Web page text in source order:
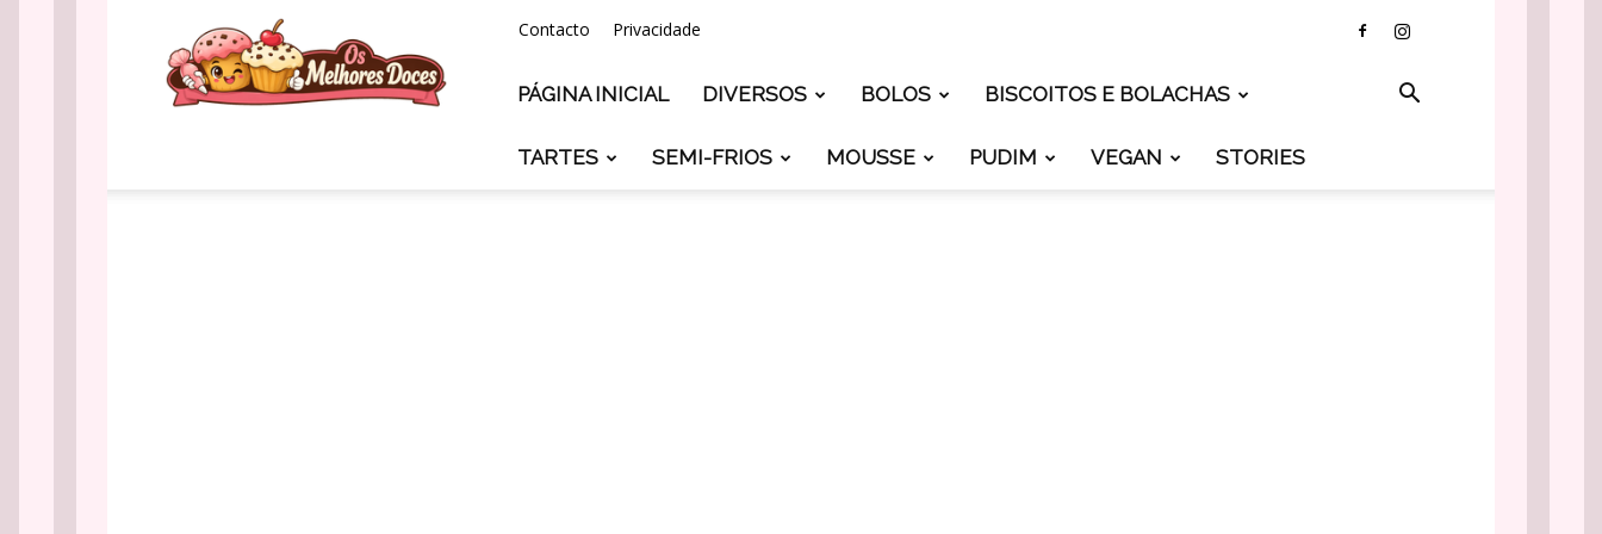
Melhores
Doces
Contacto Privacidade
PÁGINA INICIAL DIVERSOS BOLOS BISCOITOS E BOLACHAS
TARTES SEMI-FRIOS MOUSSE PUDIM VEGAN STORIES